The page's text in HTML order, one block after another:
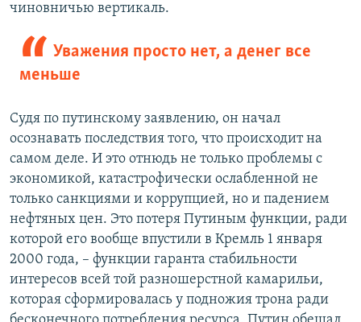
чиновничью вертикаль.
Уважения просто нет, а денег все
меньше
Судя по путинскому заявлению, он начал
осознавать последствия того, что происходит на
самом деле. И это отнюдь не только проблемы с
экономикой, катастрофически ослабленной не
только санкциями и коррупцией, но и падением
нефтяных цен. Это потеря Путиным функции, ради
которой его вообще впустили в Кремль 1 января
2000 года, – функции гаранта стабильности
интересов всей той разношерстной камарильи,
которая сформировалась у подножия трона ради